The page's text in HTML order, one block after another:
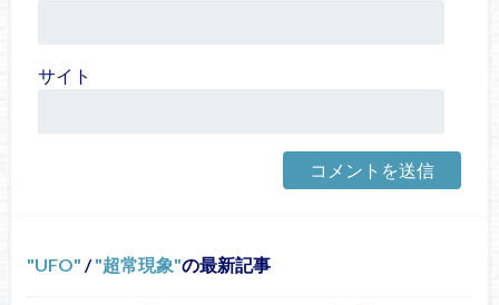
サイト
UFO / 超常現象 の最新記事